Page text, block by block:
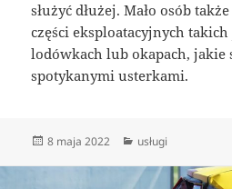
służyć dłużej. Mało osób
części eksploatacyjnych
lodówkach lub okapach, jakie
spotykanymi usterkami.
Data
8 maja 2022 Kategorie
usługi